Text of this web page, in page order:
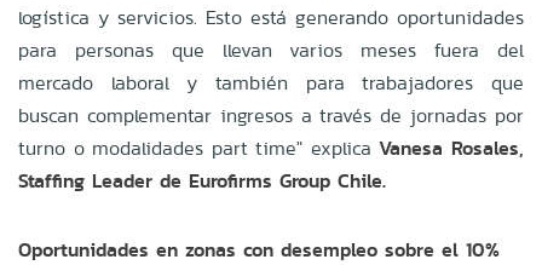
logística y servicios. Esto está generando oportunidades
para personas que llevan varios meses fuera del
mercado laboral y también para trabajadores que
buscan complementar ingresos a través de jornadas por
turno o modalidades part time" explicaVanesa Rosales,
Staffing Leader de Eurofirms Group Chile.
Oportunidades en zonas con desempleo sobre el 10%